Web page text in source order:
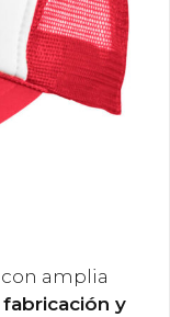
amplia
fabricación y